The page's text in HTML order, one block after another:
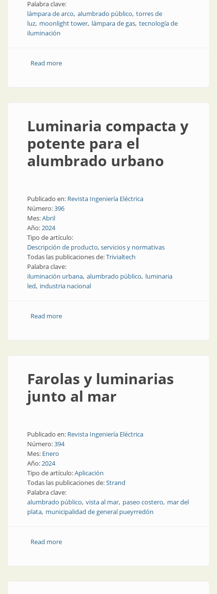
Palabra clave:
lámpara de arco alumbrado público torres de
luz moonlight tower lámpara de gas tecnología de
iluminación
Read moreabout Historias del alumbrado público: las lámparas
Luminaria compacta y
potente para el
alumbrado urbano
Publicado en: Revista Ingeniería Eléctrica
Número:396
Mes:Abril
Año:2024
Tipo de artículo:
Descripción de producto, servicios y normativas
Todas las publicaciones de:Trivialtech
Palabra clave:
iluminación urbana alumbrado público luminaria
led industria nacional
Read moreabout Luminaria compacta y potente para el
Farolas y luminarias
junto al mar
Publicado en: Revista Ingeniería Eléctrica
Número:394
Mes: Enero
Año:2024
Tipo de artículo:Aplicación
Todas las publicaciones de:Strand
Palabra clave:
alumbrado público vista al mar paseo costero mar del
plata municipalidad de general pueyrredón
Read moreabout Farolas y luminarias junto al mar